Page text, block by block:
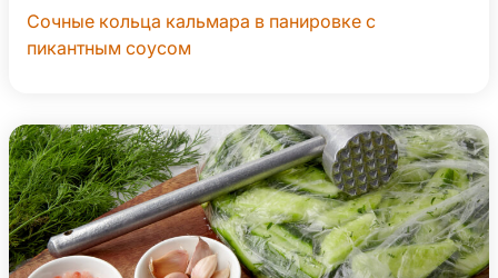
Сочные кольца кальмара в панировке с
пикантным соусом